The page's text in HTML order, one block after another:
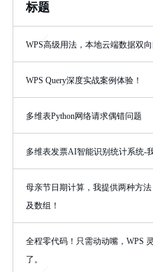
标题
WPS高级用法，本地云端数据双向
WPS Query深度实战案例体验！
多维表Python网络请求偶错问题
多维表发票AI智能识别统计系统-
母亲节日期计算，我提供两种方
及数组！
全程零代码！只需动动嘴，WPS
了。